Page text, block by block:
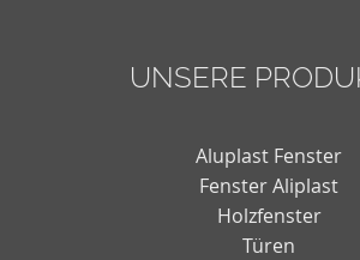
UNSERE
Aluplast Fenster
Fenster Aliplast
Holzfenster
Türen